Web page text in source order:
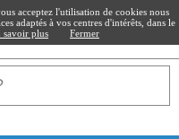
acceptez l'utilisation de cookies nous
adaptés à vos centres d'intérêts, dans le
savoir plus Fermer